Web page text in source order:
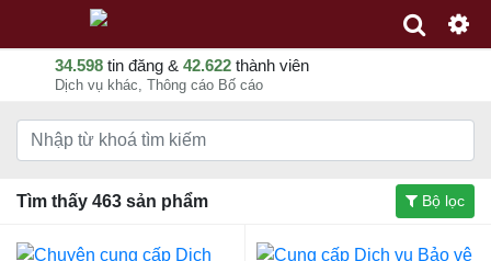
34.598 tin đăng & 42.622 thành viên
Dịch vụ khác, Thông cáo Bố cáo
Tìm thấy 463 sản phẩm Bộ lọc